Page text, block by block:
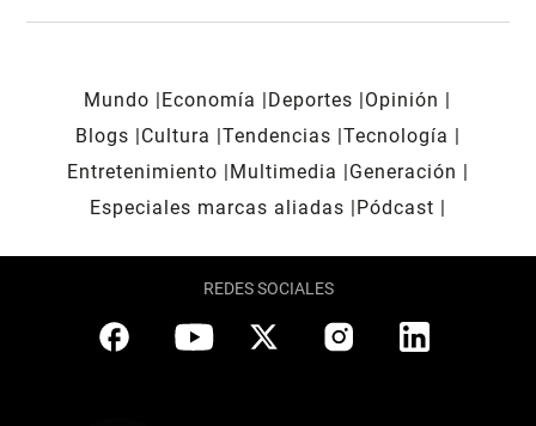
Mundo Economía Deportes
Opinión
Blogs
Cultura Tendencias Tecnología
Entretenimiento
Multimedia
Generación
Especiales marcas aliadas
Pódcast
REDES SOCIALES